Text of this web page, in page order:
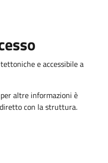
e accessibile a
altre informazioni è
con la struttura.